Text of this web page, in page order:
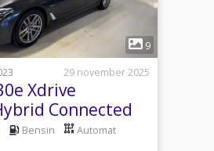
1
9
29 november 2025
Xdrive
Connected
Bensin Automat